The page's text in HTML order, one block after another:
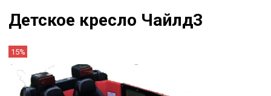
Детское кресло Чайлд3
15%